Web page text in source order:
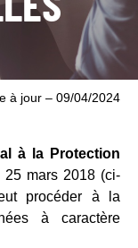
à jour – 09/04/2024
à la Protection
mars 2018 (ci-
procéder à la
à caractère